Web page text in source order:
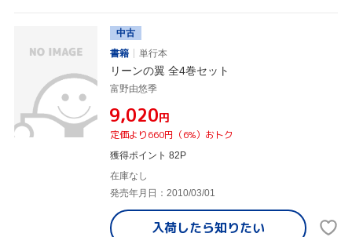
中古
書籍
単行本
リーンの翼 全4巻セット
富野由悠季
¥9,020円
定価より660円（6%）おトク
獲得ポイント 82P
在庫なし
発売年月日：2010/03/01
入荷したら知りたい